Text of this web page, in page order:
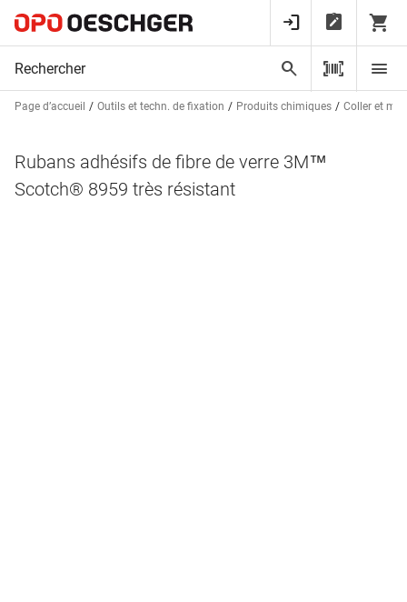
Page d’accueil Outils et techn. de fixation Produits chimiques Coller et
Rubans adhésifs de fibre de verre 3M™
Scotch® 8959 très résistant